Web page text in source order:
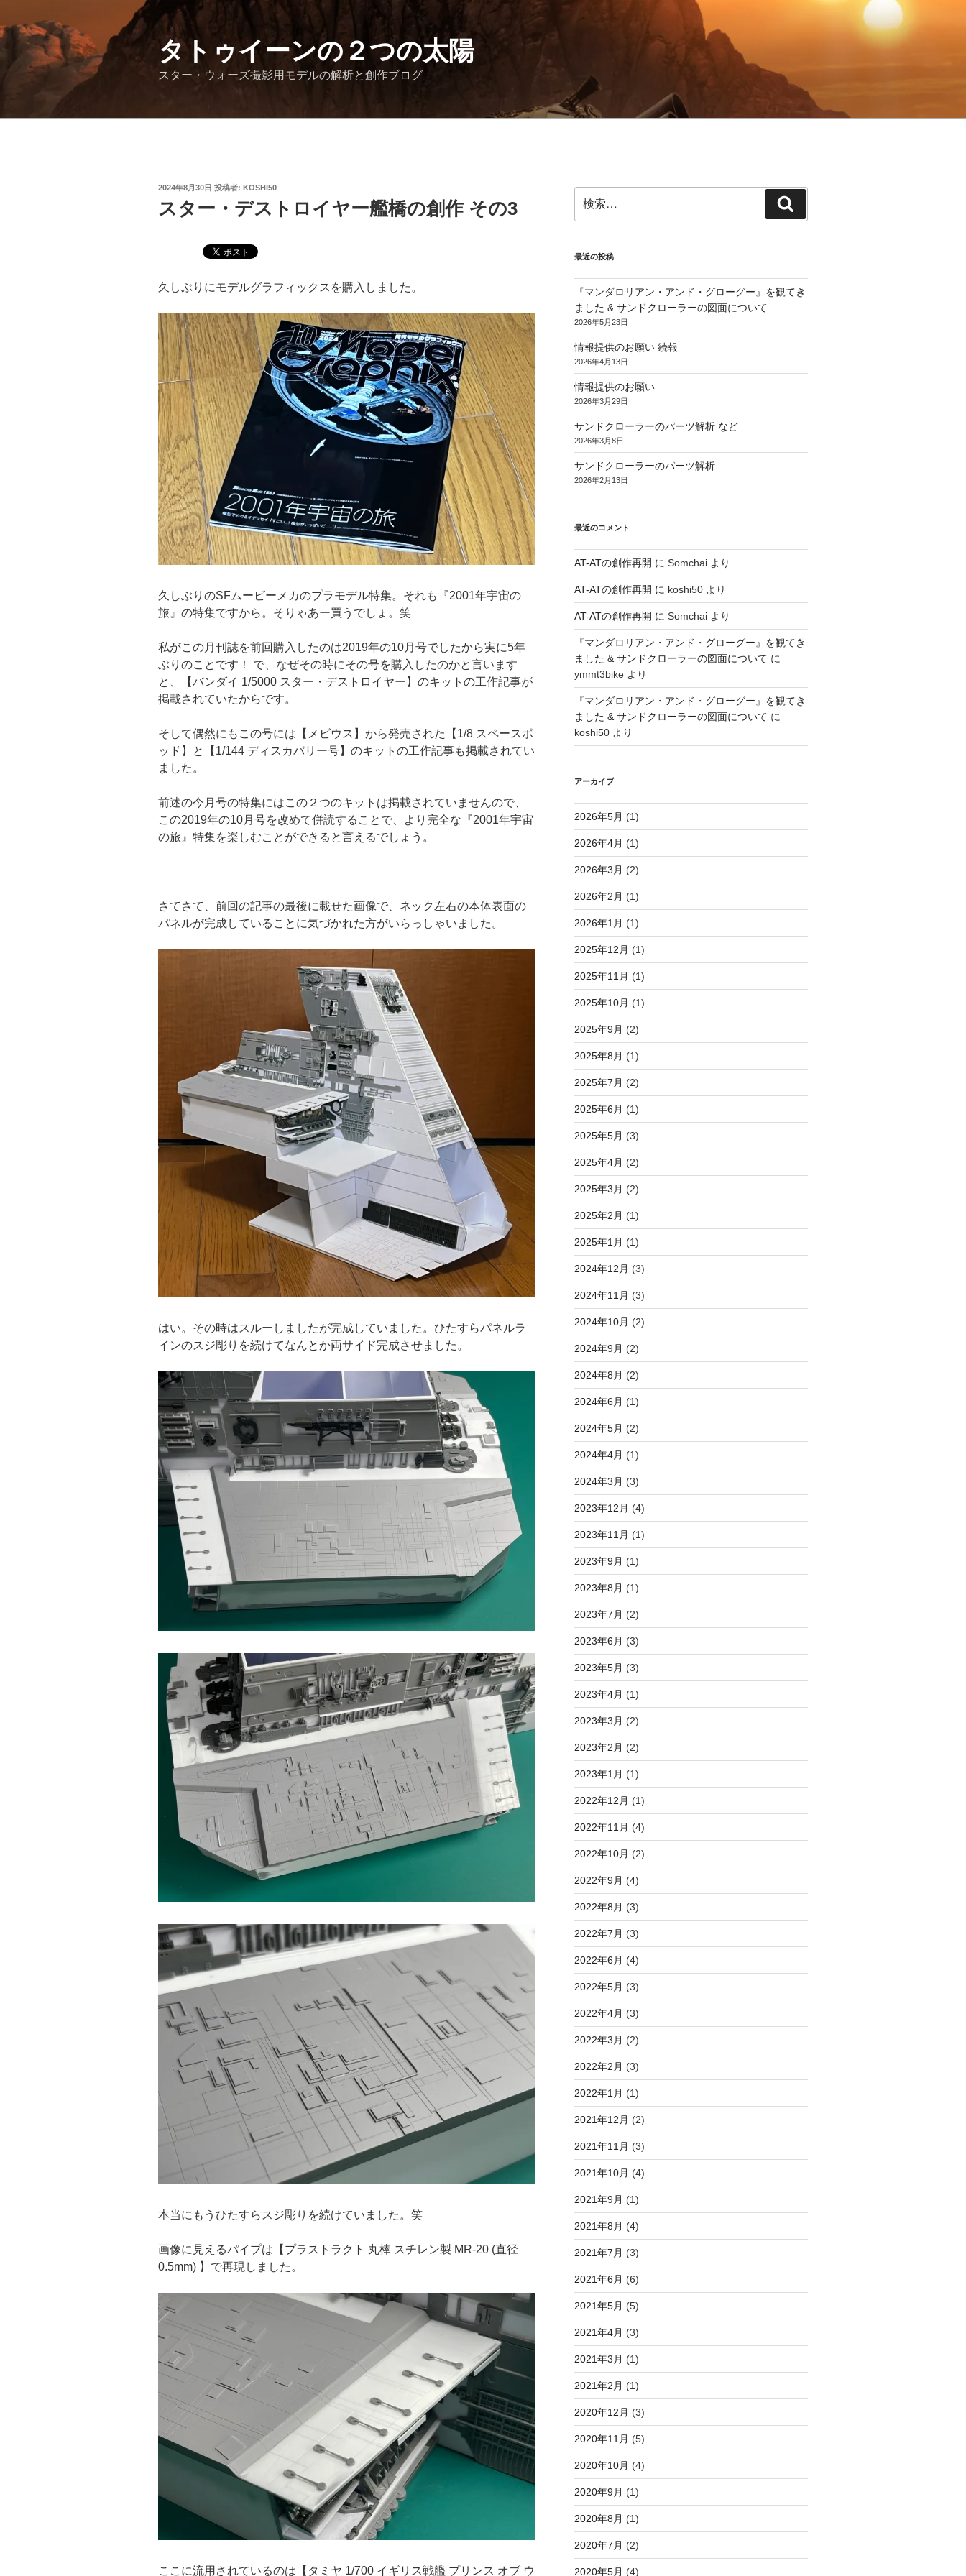
ン
テ
タトゥイーンの２つの太陽
スター・ウォーズ撮影用モデルの解析と創作ブログ
投
日:
2024年8月30日 投稿者: KOSHI50
スター・デストロイヤー艦橋の創作 その3
久しぶりにモデルグラフィックスを購入しました。
久しぶりのSFムービーメカのプラモデル特集。それも『2001年宇宙の
旅』の特集ですから。そりゃあー買うでしょ。笑
私がこの月刊誌を前回購入したのは2019年の10月号でしたから実に5年
ぶりのことです！ で、なぜその時にその号を購入したのかと言います
と、【バンダイ 1/5000 スター・デストロイヤー】のキットの工作記事が
掲載されていたからです。
そして偶然にもこの号には【メビウス】から発売された【1/8 スペースポ
ッド】と【1/144 ディスカバリー号】のキットの工作記事も掲載されてい
ました。
前述の今月号の特集にはこの２つのキットは掲載されていませんので、
この2019年の10月号を改めて併読することで、より完全な『2001年宇宙
の旅』特集を楽しむことができると言えるでしょう。
さてさて、前回の記事の最後に載せた画像で、ネック左右の本体表面の
パネルが完成していることに気づかれた方がいらっしゃいました。
はい。その時はスルーしましたが完成していました。ひたすらパネルラ
インのスジ彫りを続けてなんとか両サイド完成させました。
本当にもうひたすらスジ彫りを続けていました。笑
画像に見えるパイプは【プラストラクト 丸棒 スチレン製 MR-20 (直径
0.5mm) 】で再現しました。
ここに流用されているのは【タミヤ 1/700 イギリス戦艦 プリンス オブ ウ
索:
索
最近の投稿
『マンダロリアン・アンド・グローグー』を観てき
ました & サンドクローラーの図面について
2026年5月23日
情報提供のお願い 続報
2026年4月13日
情報提供のお願い
2026年3月29日
サンドクローラーのパーツ解析 など
2026年3月8日
サンドクローラーのパーツ解析
2026年2月13日
最近のコメント
AT-ATの創作再開 に Somchaiより
AT-ATの創作再開 に koshi50より
AT-ATの創作再開 に Somchaiより
『マンダロリアン・アンド・グローグー』を観てき
ました & サンドクローラーの図面について に
ymmt3bikeより
『マンダロリアン・アンド・グローグー』を観てき
ました & サンドクローラーの図面について に
koshi50より
アーカイブ
2026年5月 (1)
2026年4月 (1)
2026年3月 (2)
2026年2月 (1)
2026年1月 (1)
2025年12月 (1)
2025年11月 (1)
2025年10月 (1)
2025年9月 (2)
2025年8月 (1)
2025年7月 (2)
2025年6月 (1)
2025年5月 (3)
2025年4月 (2)
2025年3月 (2)
2025年2月 (1)
2025年1月 (1)
2024年12月 (3)
2024年11月 (3)
2024年10月 (2)
2024年9月 (2)
2024年8月 (2)
2024年6月 (1)
2024年5月 (2)
2024年4月 (1)
2024年3月 (3)
2023年12月 (4)
2023年11月 (1)
2023年9月 (1)
2023年8月 (1)
2023年7月 (2)
2023年6月 (3)
2023年5月 (3)
2023年4月 (1)
2023年3月 (2)
2023年2月 (2)
2023年1月 (1)
2022年12月 (1)
2022年11月 (4)
2022年10月 (2)
2022年9月 (4)
2022年8月 (3)
2022年7月 (3)
2022年6月 (4)
2022年5月 (3)
2022年4月 (3)
2022年3月 (2)
2022年2月 (3)
2022年1月 (1)
2021年12月 (2)
2021年11月 (3)
2021年10月 (4)
2021年9月 (1)
2021年8月 (4)
2021年7月 (3)
2021年6月 (6)
2021年5月 (5)
2021年4月 (3)
2021年3月 (1)
2021年2月 (1)
2020年12月 (3)
2020年11月 (5)
2020年10月 (4)
2020年9月 (1)
2020年8月 (1)
2020年7月 (2)
2020年5月 (4)